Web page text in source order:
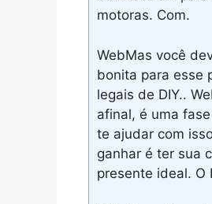
motoras. Com.
WebMas você
bonita para esse
legais de DIY..
afinal, é uma
te ajudar com
ganhar é ter sua
presente ideal. O